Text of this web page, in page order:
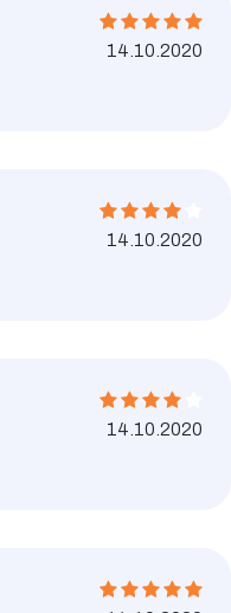
14.10.2020
14.10.2020
14.10.2020